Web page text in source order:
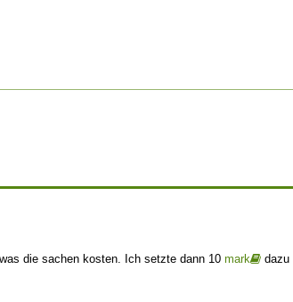
die sachen kosten. Ich setzte dann 10 mark dazu